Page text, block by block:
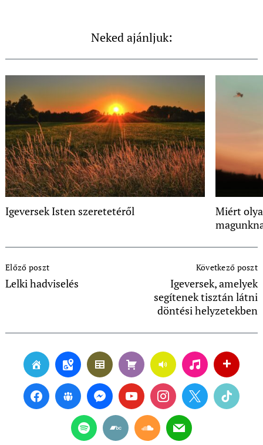
Neked ajánljuk:
Igeversek Isten szeretetéről
Miért
Navigation
Előző poszt
Lelki hadviselés
Következő poszt
Igeversek, amelyek
segítenek tisztán látni
döntési helyzetekben